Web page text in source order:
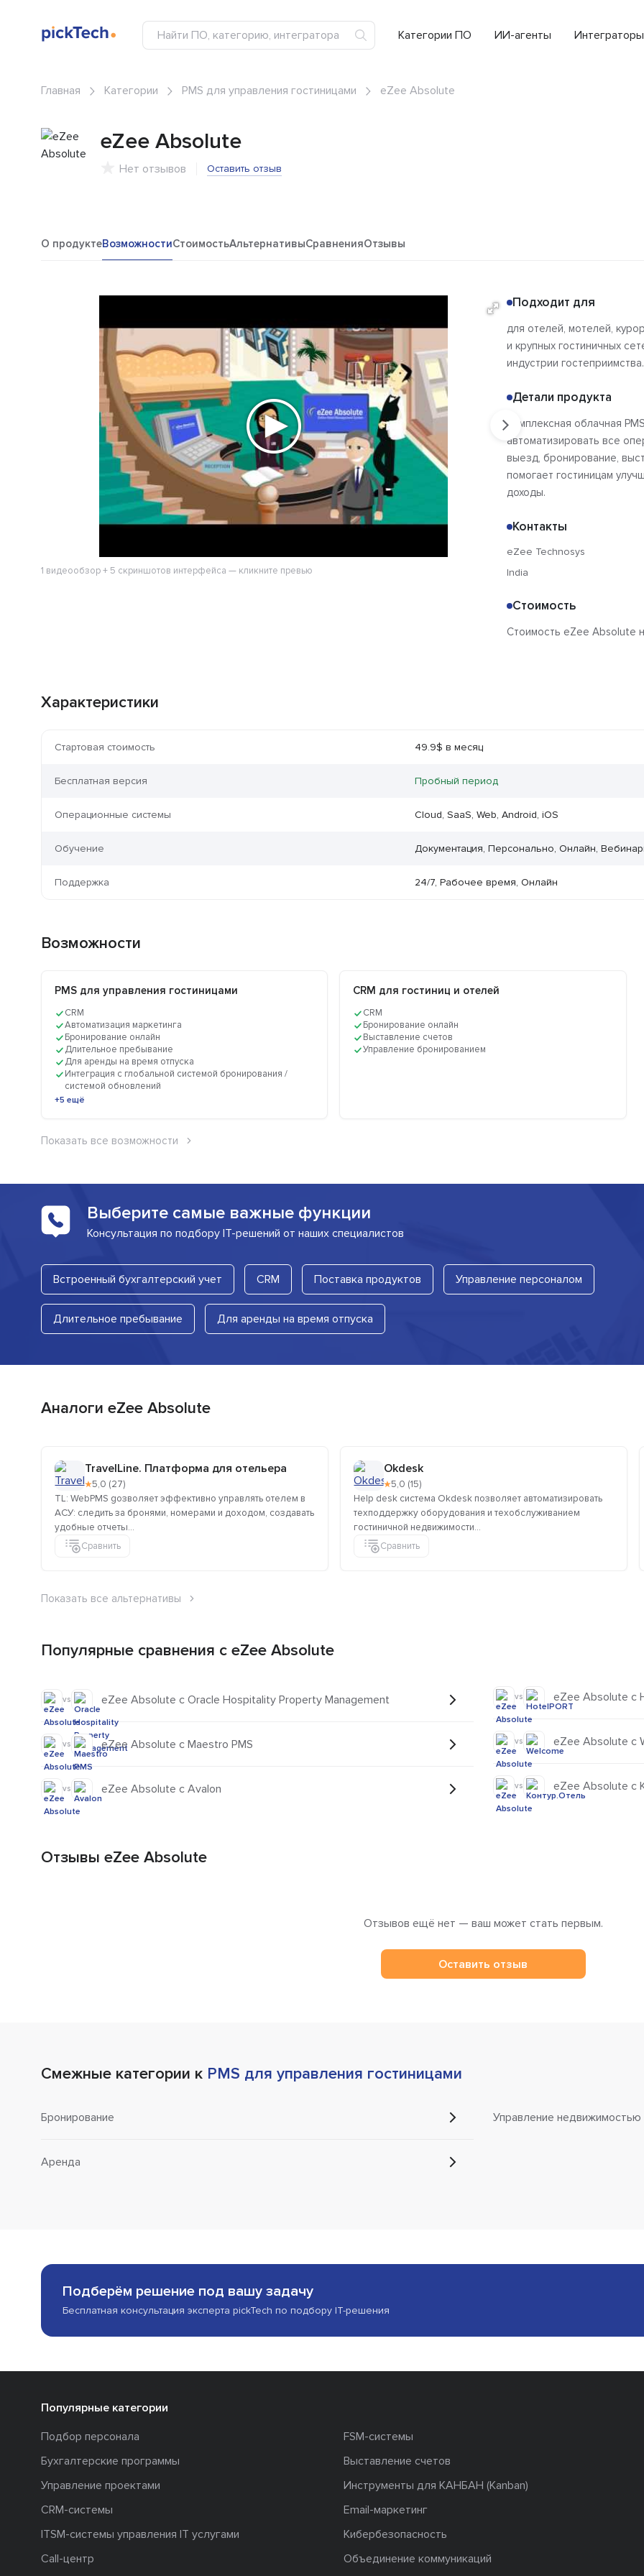
Категории ПО ИИ-агенты Интеграторы
Главная Категории PMS для управления гостиницами eZee Absolute
eZee Absolute
Нет отзывов Оставить отзыв
О продуктеВозможностиСтоимостьАльтернативыСравненияОтзывы
1 видеообзор + 5 скриншотов интерфейса — кликните превью
Подходит для
для отелей, мотелей,
и крупных гостиничных
индустрии гостеприимства.
Детали продукта
Комплексная облачная
автоматизировать все
выезд, бронирование,
помогает гостиницам
доходы.
Контакты
eZee Technosys
India
Стоимость
Стоимость eZee Absolute
Характеристики
Стартовая стоимость 49.9$ в месяц
Бесплатная версия Пробный период
Операционные системы Cloud, SaaS, Web, Android, iOS
Обучение Документация, Персонально, Онлайн,
Поддержка 24/7, Рабочее время, Онлайн
Возможности
PMS для управления гостиницами
CRM
Автоматизация маркетинга
Бронирование онлайн
Длительное пребывание
Для аренды на время отпуска
Интеграция с глобальной системой бронирования /
системой обновлений
+5 ещё
CRM для гостиниц и отелей
CRM
Бронирование онлайн
Выставление счетов
Управление бронированием
Показать все возможности
Выберите самые важные функции
Консультация по подбору IT-решений от наших специалистов
Встроенный бухгалтерский учет CRM Поставка продуктов Управление персоналом
Длительное пребывание Для аренды на время отпуска
Аналоги eZee Absolute
TravelLine. Платформа для отельера
★5,0 (27)
TL: WebPMS gозволяет эффективно управлять отелем в
АСУ: следить за бронями, номерами и доходом, создавать
удобные отчеты...
Сравнить
Okdesk
★5,0 (15)
Help desk система Okdesk позволяет автоматизировать
техподдержку оборудования и техобслуживанием
гостиничной недвижимости...
Сравнить
Показать все альтернативы
Популярные сравнения с eZee Absolute
vs eZee Absolute с Oracle Hospitality Property Management
vs eZee Absolute с Maestro PMS
vs eZee Absolute с Avalon
vs eZee Absolute с
vs eZee Absolute с
vs eZee Absolute с
Отзывы eZee Absolute
Отзывов ещё нет — ваш может стать первым.
Оставить отзыв
Смежные категории к PMS для управления гостиницами
Бронирование
Аренда
Управление недвижимостью
Подберём решение под вашу задачу
Бесплатная консультация эксперта pickTech по подбору IT-решения
Популярные категории
Подбор персонала
FSM-системы
Бухгалтерские программы
Выставление счетов
Управление проектами
Инструменты для КАНБАН (Kanban)
CRM-системы
Email-маркетинг
ITSM-системы управления IT услугами
Кибербезопасность
Call-центр
Объединение коммуникаций